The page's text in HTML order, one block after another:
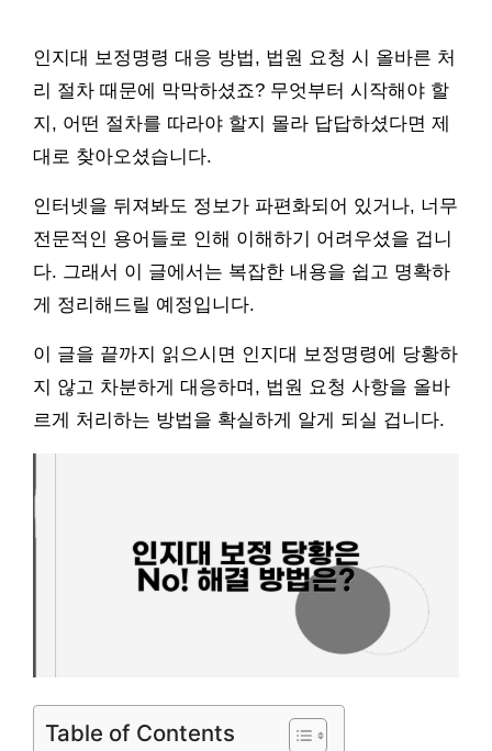
인지대 보정명령 대응 방법, 법원 요청 시 올바른 처
리 절차 때문에 막막하셨죠? 무엇부터 시작해야 할
지, 어떤 절차를 따라야 할지 몰라 답답하셨다면 제
대로 찾아오셨습니다.
인터넷을 뒤져봐도 정보가 파편화되어 있거나, 너무
전문적인 용어들로 인해 이해하기 어려우셨을 겁니
다. 그래서 이 글에서는 복잡한 내용을 쉽고 명확하
게 정리해드릴 예정입니다.
이 글을 끝까지 읽으시면 인지대 보정명령에 당황하
지 않고 차분하게 대응하며, 법원 요청 사항을 올바
르게 처리하는 방법을 확실하게 알게 되실 겁니다.
Table of Contents